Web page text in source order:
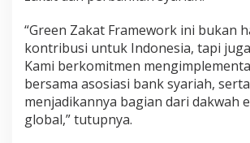
“Green Zakat Framework ini bukan
kontribusi untuk Indonesia, tapi
Kami berkomitmen
bersama asosiasi bank syariah, serta
menjadikannya bagian dari dakwah
global,” tutupnya.